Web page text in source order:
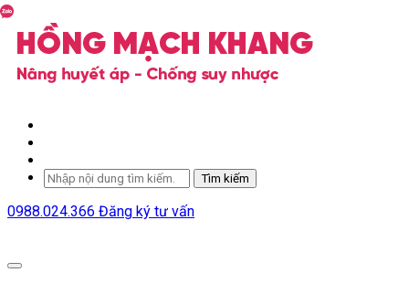
Tìm kiếm
0988.024.366 Đăng ký tư vấn